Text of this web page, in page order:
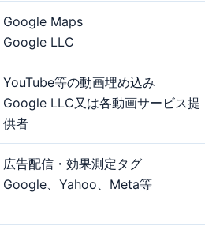
Google Maps
Google LLC
YouTube等の動画埋め込み
Google LLC又は各動画サービス提
供者
広告配信・効果測定タグ
Google、Yahoo、Meta等